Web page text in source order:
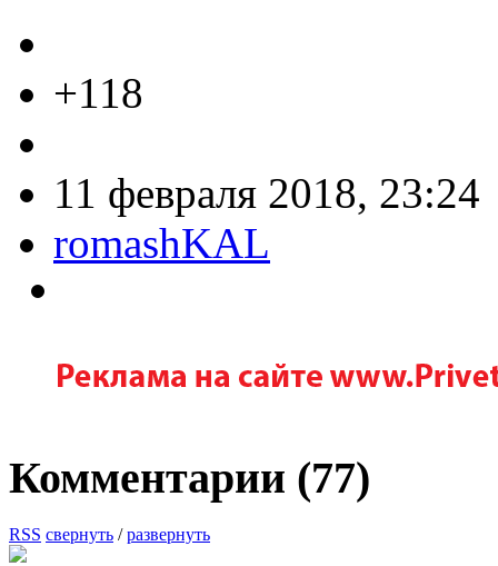
+118
11 февраля 2018, 23:24
romashKAL
Комментарии (77)
RSS свернуть /развернуть